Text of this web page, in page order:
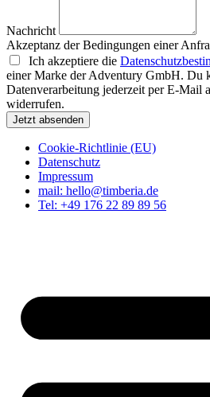
Nachricht
Akzeptanz der Bedingungen einer
Ich akzeptiere die
einer Marke der Adventury GmbH. Du
Datenverarbeitung jederzeit per E-Mail
widerrufen.
Jetzt absenden
Cookie-Richtlinie (EU)
Datenschutz
Impressum
mail: hello@timberia.de
Tel: +49 176 22 89 89 56